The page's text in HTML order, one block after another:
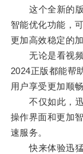
这个全新的版
智能优化功能，
更加高效稳定的
无论是看视频
2024正版都能帮
用户享受更加顺
不仅如此，迅
操作界面和更加
速服务。
快来体验迅猛